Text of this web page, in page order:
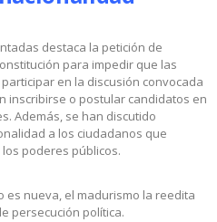
destaca la petición de
para impedir que las
en la discusión convocada
inscribirse o postular candidatos en
Además, se han discutido
a los ciudadanos que
poderes públicos.
nueva, el madurismo la reedita
persecución política.